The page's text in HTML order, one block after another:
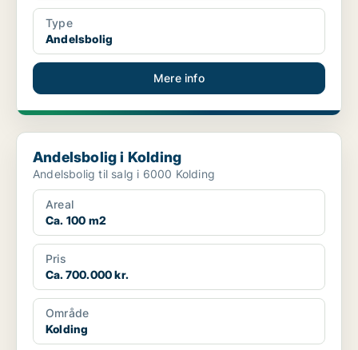
Type
Andelsbolig
Mere info
Andelsbolig i Kolding
Andelsbolig i Kolding
Andelsbolig til salg i 6000 Kolding
Areal
Ca. 100 m2
Pris
Ca. 700.000 kr.
Område
Kolding